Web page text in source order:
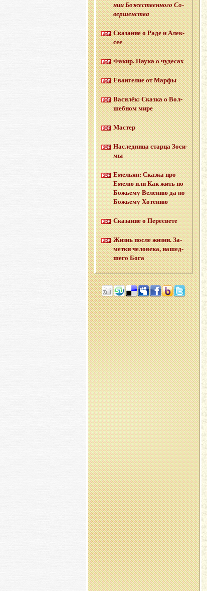
нии Бо­же­ствен­но­го Со­
вер­шен­ства
Ска­за­ние о Раде и Алек­
сее
Факир. Наука о чу­де­сах
Еван­ге­лие от Марфы
Ва­си­лёк: Сказ­ка о Вол­
шеб­ном мире
Ма­стер
На­след­ни­ца стар­ца Зо­си­
мы
Еме­льян: Сказ­ка про
Емелю или Как жить по
Бо­жье­му Ве­ле­нию да по
Бо­жье­му Хо­те­нию
Ска­за­ние о Пе­ре­све­те
Жизнь после жизни. За­
мет­ки че­ло­ве­ка, на­шед­
ше­го Бога